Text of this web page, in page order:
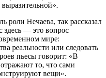
роли Нечаева, так рассказал
здесь — это вопрос
мире:
реальности или следовать
пьесы говорит: «В
то, что сами
вещи».